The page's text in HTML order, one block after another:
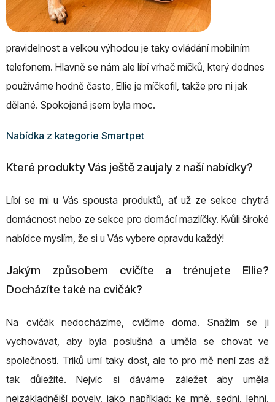
pravidelnost a velkou výhodou je taky ovládání mobilním
telefonem. Hlavně se nám ale líbí vrhač míčků, který dodnes
používáme hodně často, Ellie je míčkofil, takže pro ni jak
dělané. Spokojená jsem byla moc.
Nabídka z kategorie Smartpet
Které produkty Vás ještě zaujaly z naší nabídky?
Líbí se mi u Vás spousta produktů, ať už ze sekce chytrá
domácnost nebo ze sekce pro domácí mazlíčky. Kvůli široké
nabídce myslím, že si u Vás vybere opravdu každý!
Jakým způsobem cvičíte a trénujete Ellie?
Docházíte také na cvičák?
Na cvičák nedocházíme, cvičíme doma. Snažím se ji
vychovávat, aby byla poslušná a uměla se chovat ve
společnosti. Triků umí taky dost, ale to pro mě není zas až
tak důležité. Nejvíc si dáváme záležet aby uměla
nejzákladnější povely, jako například: ke mně, sedni, lehni,